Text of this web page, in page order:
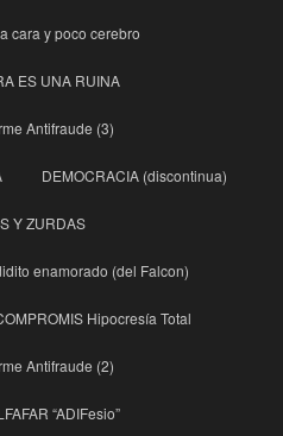
cara y poco cerebro
ES UNA RUINA
Antifraude (3)
DEMOCRACIA (discontinua)
Y ZURDAS
enamorado (del Falcon)
Hipocresía Total
Antifraude (2)
“ADIFesio”